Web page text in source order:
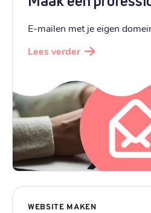
E-mailen met je eigen
Lees verder
WEBSITE MAKEN